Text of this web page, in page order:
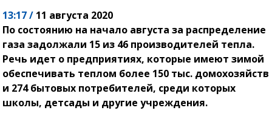
13:17 / 11 августа 2020
По состоянию на начало августа за распределение
газа задолжали 15 из 46 производителей тепла.
Речь идет о предприятиях, которые имеют зимой
обеспечивать теплом более 150 тыс. домохозяйств
и 274 бытовых потребителей, среди которых
школы, детсады и другие учреждения.